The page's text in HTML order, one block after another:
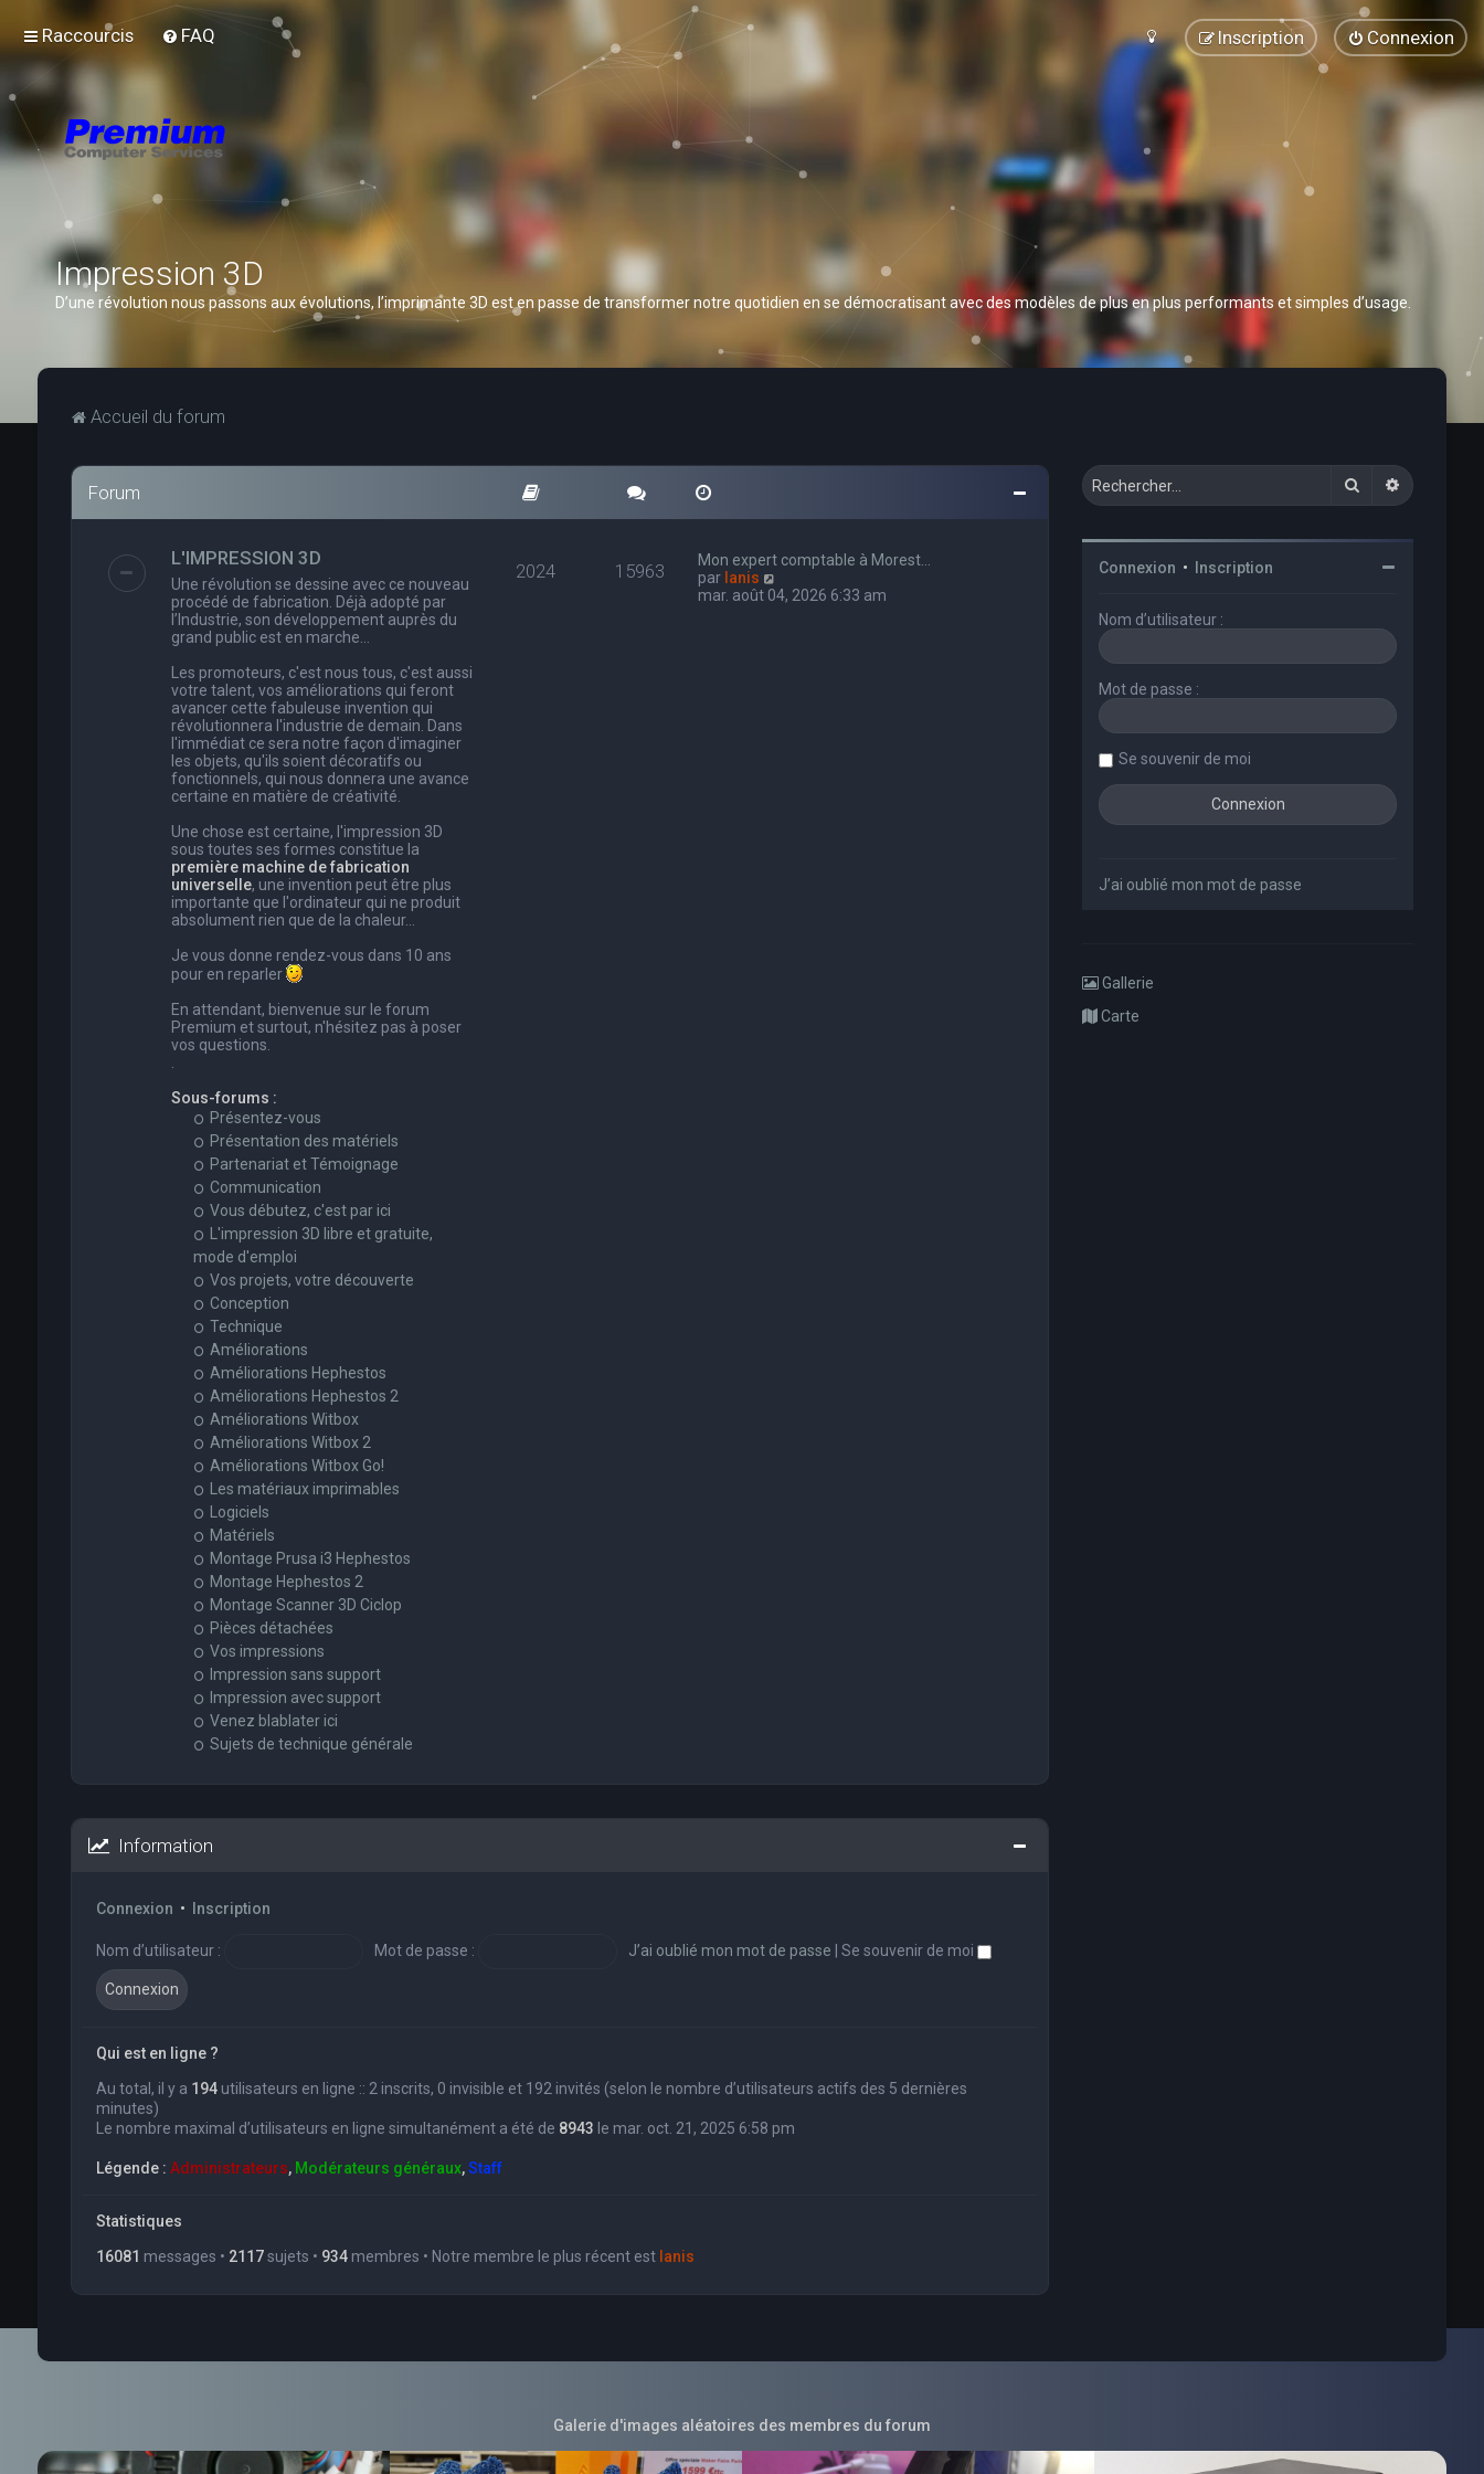
Raccourcis FAQ Connexion
Inscription
Impression 3D
D’une révolution nous passons aux évolutions, l’imprimante 3D est en passe de transformer notre quotidien en se démocratisant avec des modèles de plus en plus performants et simples d’usage.
Accueil du forum
Forum
L'IMPRESSION 3D
Une révolution se dessine avec ce nouveau
procédé de fabrication. Déjà adopté par
l’Industrie, son développement auprès du
grand public est en marche…
Les promoteurs, c'est nous tous, c'est aussi
votre talent, vos améliorations qui feront
avancer cette fabuleuse invention qui
révolutionnera l'industrie de demain. Dans
l'immédiat ce sera notre façon d'imaginer
les objets, qu'ils soient décoratifs ou
fonctionnels, qui nous donnera une avance
certaine en matière de créativité.
Une chose est certaine, l'impression 3D
sous toutes ses formes constitue la
première machine de fabrication
universelle, une invention peut être plus
importante que l'ordinateur qui ne produit
absolument rien que de la chaleur...
Je vous donne rendez-vous dans 10 ans
pour en reparler
En attendant, bienvenue sur le forum
Premium et surtout, n'hésitez pas à poser
vos questions.
Sous-forums :
Présentez-vous
Présentation des matériels
Partenariat et Témoignage
Communication
Vous débutez, c'est par ici
L'impression 3D libre et gratuite,
mode d'emploi
Vos projets, votre découverte
Conception
Technique
Améliorations
Améliorations Hephestos
Améliorations Hephestos 2
Améliorations Witbox
Améliorations Witbox 2
Améliorations Witbox Go!
Les matériaux imprimables
Logiciels
Matériels
Montage Prusa i3 Hephestos
Montage Hephestos 2
Montage Scanner 3D Ciclop
Pièces détachées
Vos impressions
Impression sans support
Impression avec support
Venez blablater ici
Sujets de technique générale
2024 15963
Mon expert comptable à Morest…
par Ianis
o
mar. août 04, 2026 6:33 am
Information
Connexion • Inscription
Nom d’utilisateur : Mot de passe : J’ai oublié mon mot de passe Se souvenir de moi
Qui est en ligne ?
Au total, il y a 194utilisateurs en ligne :: 2 inscrits, 0 invisible et 192 invités (selon le nombre d’utilisateurs actifs des 5 dernières
minutes)
Le nombre maximal d’utilisateurs en ligne simultanément a été de 8943 le mar. oct. 21, 2025 6:58 pm
Légende : Administrateurs, Modérateurs généraux,Staff
Statistiques
16081 messages • 2117sujets • 934membres • Notre membre le plus récent est Ianis
Rechercher
Connexion • Inscription
Nom d’utilisateur :
Mot de passe :
Se souvenir de moi
J’ai oublié mon mot de passe
Gallerie
Carte
Galerie d'images aléatoires des membres du forum